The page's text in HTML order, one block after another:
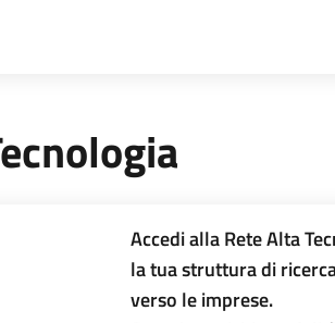
Accedi alla Rete Alta
la tua struttura di
verso le imprese.